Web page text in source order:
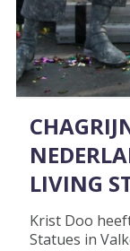
LIVING
Krist Doo
Statues in